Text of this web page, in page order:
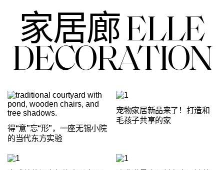
家居廊 ELLE
DECORATION
得“意”忘“形”，一座无锡小院
的当代东方实验
宠物家居新品来了！打造和
毛孩子共享的家